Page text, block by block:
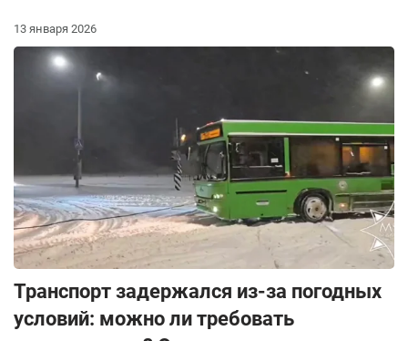
13 января 2026
Транспорт задержался из-за погодных
условий: можно ли требовать